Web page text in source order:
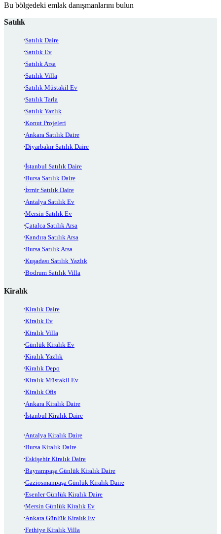
Bu bölgedeki emlak danışmanlarını bulun
Satılık
Satılık Daire
Satılık Ev
Satılık Arsa
Satılık Villa
Satılık Müstakil Ev
Satılık Tarla
Satılık Yazlık
Konut Projeleri
Ankara Satılık Daire
Diyarbakır Satılık Daire
İstanbul Satılık Daire
Bursa Satılık Daire
İzmir Satılık Daire
Antalya Satılık Ev
Mersin Satılık Ev
Çatalca Satılık Arsa
Kandıra Satılık Arsa
Bursa Satılık Arsa
Kuşadası Satılık Yazlık
Bodrum Satılık Villa
Kiralık
Kiralık Daire
Kiralık Ev
Kiralık Villa
Günlük Kiralık Ev
Kiralık Yazlık
Kiralık Depo
Kiralık Müstakil Ev
Kiralık Ofis
Ankara Kiralık Daire
İstanbul Kiralık Daire
Antalya Kiralık Daire
Bursa Kiralık Daire
Eskişehir Kiralık Daire
Bayrampaşa Günlük Kiralık Daire
Gaziosmanpaşa Günlük Kiralık Daire
Esenler Günlük Kiralık Daire
Mersin Günlük Kiralık Ev
Ankara Günlük Kiralık Ev
Fethiye Kiralık Villa